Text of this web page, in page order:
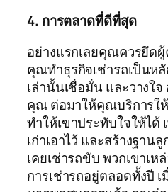
4. การตลาดที่ดีที่สุด
อย่างแรกเลยคุณควรยึด
คุณทำธุรกิจเช่ารถเป็นห
เล่านั้นเชื่อมั่น และวางใ
คุณ ต่อมาให้คุณบริการใ
ทำให้เขาประทับใจให้ได้
เก่าเอาไว้ และสร้างฐาน
เคยเช่ารถขับ พวกเขาเ
การเช่ารถอยู่ตลอดทั้งปี